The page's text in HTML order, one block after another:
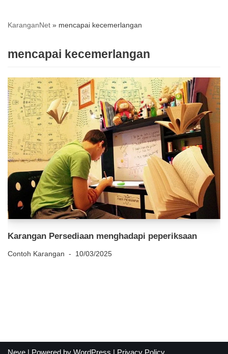
KaranganNet » mencapai kecemerlangan
mencapai kecemerlangan
Karangan Persediaan menghadapi peperiksaan
Contoh Karangan 10/03/2025